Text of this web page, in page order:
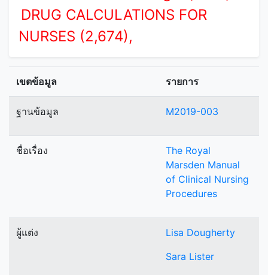
DRUG CALCULATIONS FOR
NURSES (2,674),
เขตข้อมูล รายการ
ฐานข้อมูล M2019-003
ชื่อเรื่อง
The Royal
Marsden Manual
of Clinical Nursing
Procedures
ผู้แต่ง
Lisa Dougherty
Sara Lister